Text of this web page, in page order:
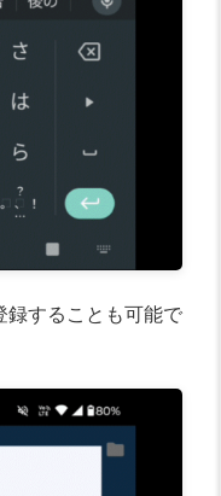
録することも可能で